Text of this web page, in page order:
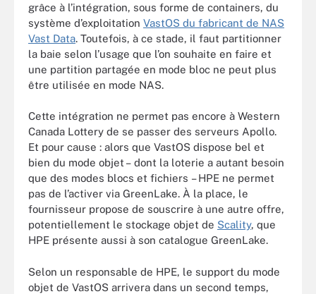
grâce à l’intégration, sous forme de containers, du
système d’exploitation VastOS du fabricant de NAS
Vast Data. Toutefois, à ce stade, il faut partitionner
la baie selon l’usage que l’on souhaite en faire et
une partition partagée en mode bloc ne peut plus
être utilisée en mode NAS.
Cette intégration ne permet pas encore à Western
Canada Lottery de se passer des serveurs Apollo.
Et pour cause : alors que VastOS dispose bel et
bien du mode objet – dont la loterie a autant besoin
que des modes blocs et fichiers – HPE ne permet
pas de l’activer via GreenLake. À la place, le
fournisseur propose de souscrire à une autre offre,
potentiellement le stockage objet de Scality, que
HPE présente aussi à son catalogue GreenLake.
Selon un responsable de HPE, le support du mode
objet de VastOS arrivera dans un second temps,